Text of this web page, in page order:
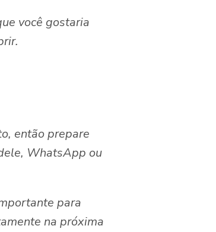
você gostaria
então prepare
WhatsApp ou
para
na próxima